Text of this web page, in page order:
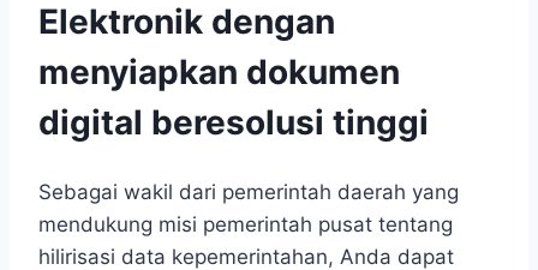
Elektronik dengan
menyiapkan dokumen
digital beresolusi tinggi
Sebagai wakil dari pemerintah daerah yang
mendukung misi pemerintah pusat tentang
hilirisasi data kepemerintahan, Anda dapat